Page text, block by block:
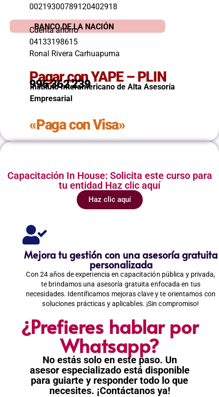
00219300789120402918
BANCO DE LA NACIÓN
Cuenta ahorro
04133198615
Ronal Rivera Carhuapuma
Pagar con YAPE – PLIN
996 362 239
Instituto Interamericano de Alta Asesoría
Empresarial
«Paga con Visa»
Capacitación In House: Solicita este curso para
tu entidad Haz clic aquí
Haz clic aquí
Mejora tu gestión con una asesoría gratuita
personalizada
Con 24 años de experiencia en capacitación pública y privada,
te brindamos una asesoría gratuita enfocada en tus
necesidades. Identificamos mejoras clave y te orientamos con
soluciones prácticas y aplicables. ¡Sin compromiso!
¿Prefieres hablar por
Whatsapp?
No estás solo en este paso. Un
asesor especializado está disponible
para guiarte y responder todo lo que
necesites. ¡Contáctanos ya!